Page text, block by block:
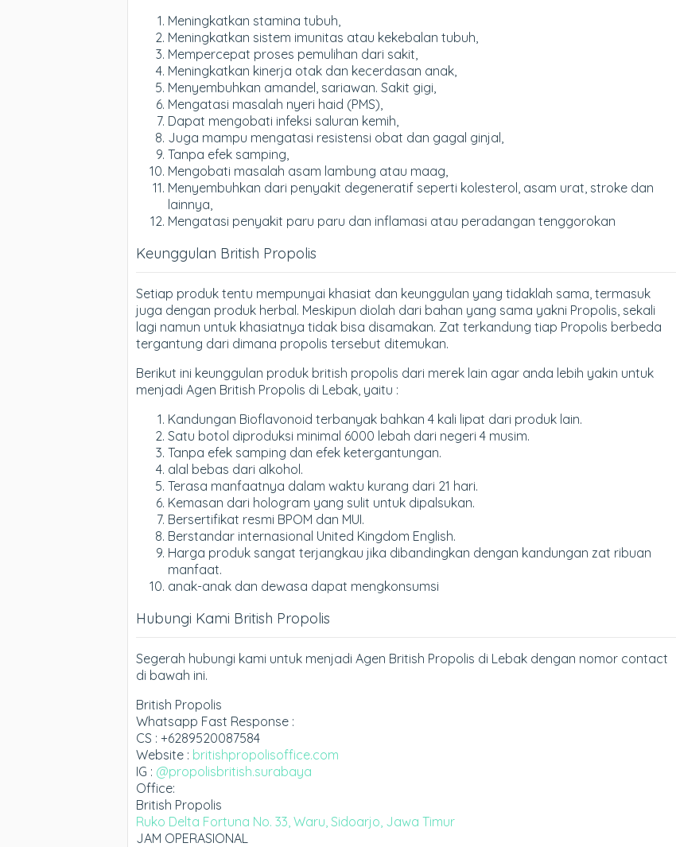
Meningkatkan stamina tubuh,
Meningkatkan sistem imunitas atau kekebalan tubuh,
Mempercepat proses pemulihan dari sakit,
Meningkatkan kinerja otak dan kecerdasan anak,
Menyembuhkan amandel, sariawan. Sakit gigi,
Mengatasi masalah nyeri haid (PMS),
Dapat mengobati infeksi saluran kemih,
Juga mampu mengatasi resistensi obat dan gagal ginjal,
Tanpa efek samping,
Mengobati masalah asam lambung atau maag,
Menyembuhkan dari penyakit degeneratif seperti kolesterol, asam urat, stroke dan
lainnya,
Mengatasi penyakit paru paru dan inflamasi atau peradangan tenggorokan
Keunggulan British Propolis
Setiap produk tentu mempunyai khasiat dan keunggulan yang tidaklah sama, termasuk
juga dengan produk herbal. Meskipun diolah dari bahan yang sama yakni Propolis, sekali
lagi namun untuk khasiatnya tidak bisa disamakan. Zat terkandung tiap Propolis berbeda
tergantung dari dimana propolis tersebut ditemukan.
Berikut ini keunggulan produk british propolis dari merek lain agar anda lebih yakin untuk
menjadi Agen British Propolis di Lebak, yaitu :
Kandungan Bioflavonoid terbanyak bahkan 4 kali lipat dari produk lain.
Satu botol diproduksi minimal 6000 lebah dari negeri 4 musim.
Tanpa efek samping dan efek ketergantungan.
alal bebas dari alkohol.
Terasa manfaatnya dalam waktu kurang dari 21 hari.
Kemasan dari hologram yang sulit untuk dipalsukan.
Bersertifikat resmi BPOM dan MUI.
Berstandar internasional United Kingdom English.
Harga produk sangat terjangkau jika dibandingkan dengan kandungan zat ribuan
manfaat.
anak-anak dan dewasa dapat mengkonsumsi
Hubungi Kami British Propolis
Segerah hubungi kami untuk menjadi Agen British Propolis di Lebak dengan nomor contact
di bawah ini.
British Propolis
Whatsapp Fast Response :
CS : +6289520087584
Website : britishpropolisoffice.com
IG : @propolisbritish.surabaya
Office:
British Propolis
Ruko Delta Fortuna No. 33, Waru, Sidoarjo, Jawa Timur
JAM OPERASIONAL